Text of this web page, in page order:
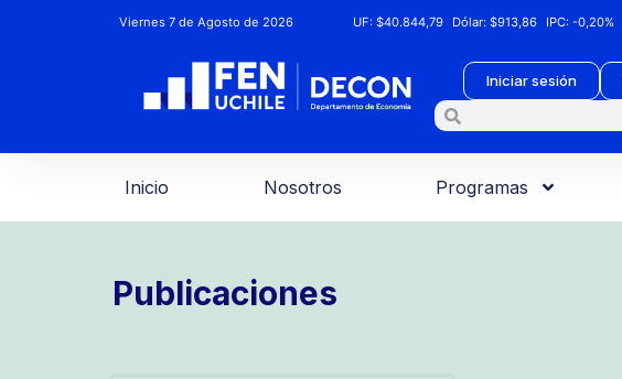
Viernes 7 de Agosto de 2026 UF:$40.844,79 Dólar:$913,86 IPC:-0,20%
Iniciar sesión
Inicio Nosotros Programas
Publicaciones